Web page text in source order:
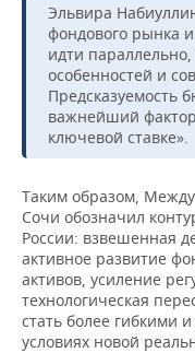
Эльвира
фондового рынка
идти
особенностей и
Предсказуемость
важнейший
ключевой ставке».
Таким образом,
Сочи обозначил
России: взвешенная
активное развитие
активов, усиление
технологическая
стать более гибкими
условиях новой